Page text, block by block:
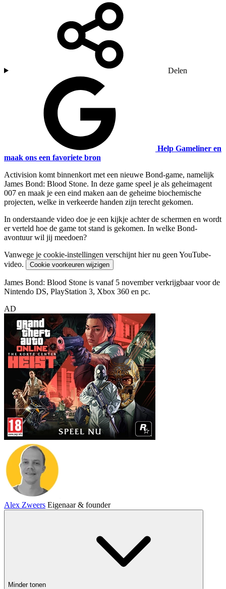
Delen
Help Gameliner en
maak ons een favoriete bron
Activision komt binnenkort met een nieuwe Bond-game, namelijk
James Bond: Blood Stone. In deze game speel je als geheimagent
007 en maak je een eind maken aan de geheime biochemische
projecten, welke in verkeerde handen zijn terecht gekomen.
In onderstaande video doe je een kijkje achter de schermen en wordt
er verteld hoe de game tot stand is gekomen. In welke Bond-
avontuur wil jij meedoen?
Vanwege je cookie-instellingen verschijnt hier nu geen YouTube-
video.
Cookie voorkeuren wijzigen
James Bond: Blood Stone is vanaf 5 november verkrijgbaar voor de
Nintendo DS, PlayStation 3, Xbox 360 en pc.
AD
Alex Zweers Eigenaar & founder
Minder tonen